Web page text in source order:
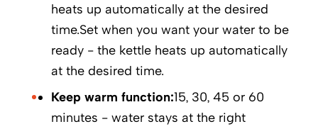
heats up automatically at the desired
time.Set when you want your water to be
ready - the kettle heats up automatically
at the desired time.
Keep warm function:15, 30, 45 or 60
minutes - water stays at the right